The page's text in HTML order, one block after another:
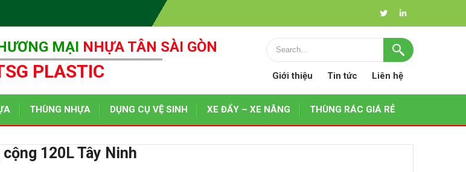
MẠI NHỰA TÂN SÀI GÒN
PLASTIC Giới thiệu Tin tức Liên hệ
THÙNG NHỰA DỤNG CỤ VỆ SINH XE ĐẨY – XE NÂNG THÙNG RÁC GIÁ RẺ
120L Tây Ninh